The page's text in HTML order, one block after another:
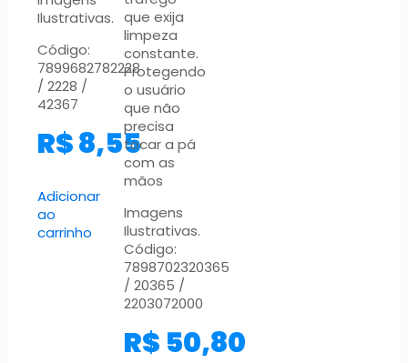
Ilustrativas.
Código:
7899682782228
/ 2228 /
42367
R$8,55
Adicionar
ao
carrinho
que exija
limpeza
constante.
Protegendo
o usuário
que não
precisa
tocar a pá
com as
mãos
Imagens
Ilustrativas.
Código:
7898702320365
/ 20365 /
2203072000
R$ 50,80